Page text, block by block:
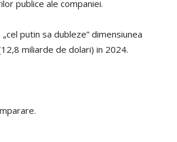
publice ale companiei.
putin sa dubleze” dimensiunea
miliarde de dolari) in 2024.